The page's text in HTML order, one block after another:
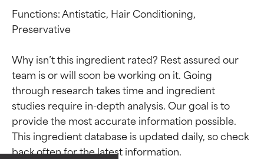
Functions: Antistatic, Hair Conditioning,
Preservative
Why isn’t this ingredient rated? Rest assured our
team is or will soon be working on it. Going
through research takes time and ingredient
studies require in-depth analysis. Our goal is to
provide the most accurate information possible.
This ingredient database is updated daily, so check
Oceny składników
Oceny składników